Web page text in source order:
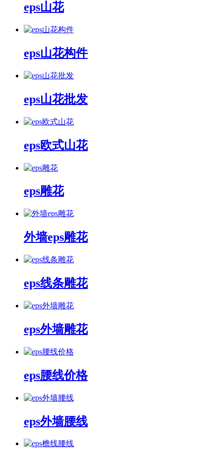
eps山花
eps山花构件
eps山花批发
eps欧式山花
eps雕花
外墙eps雕花
eps线条雕花
eps外墙雕花
eps腰线价格
eps外墙腰线